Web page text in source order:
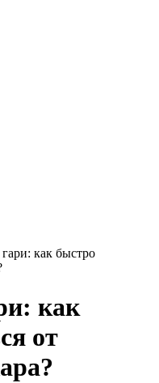
как быстро
как
от